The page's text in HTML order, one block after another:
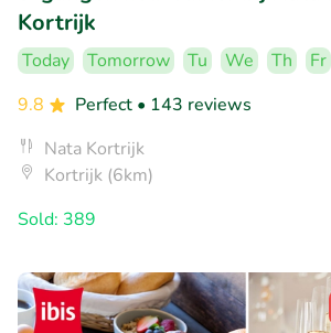
Kortrijk
Today Tomorrow Tu We Th Fr
9.8
Perfect • 143 reviews
Nata Kortrijk
Kortrijk (6km)
Sold: 389